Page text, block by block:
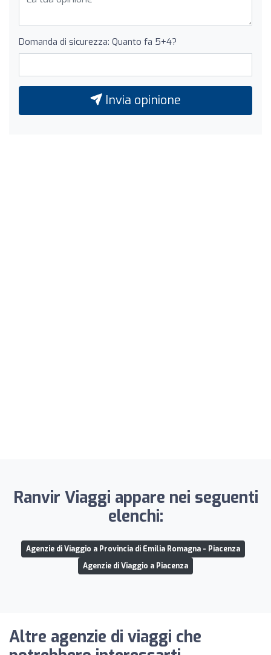
Domanda di sicurezza: Quanto fa 5+4?
Invia opinione
Ranvir Viaggi appare nei seguenti
elenchi:
Agenzie di Viaggio a Provincia di Emilia Romagna - Piacenza
Agenzie di Viaggio a Piacenza
Altre agenzie di viaggi che